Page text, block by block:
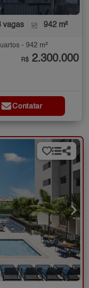
vagas 942 m²
- 942 m²
R$ 2.300.000
Contatar